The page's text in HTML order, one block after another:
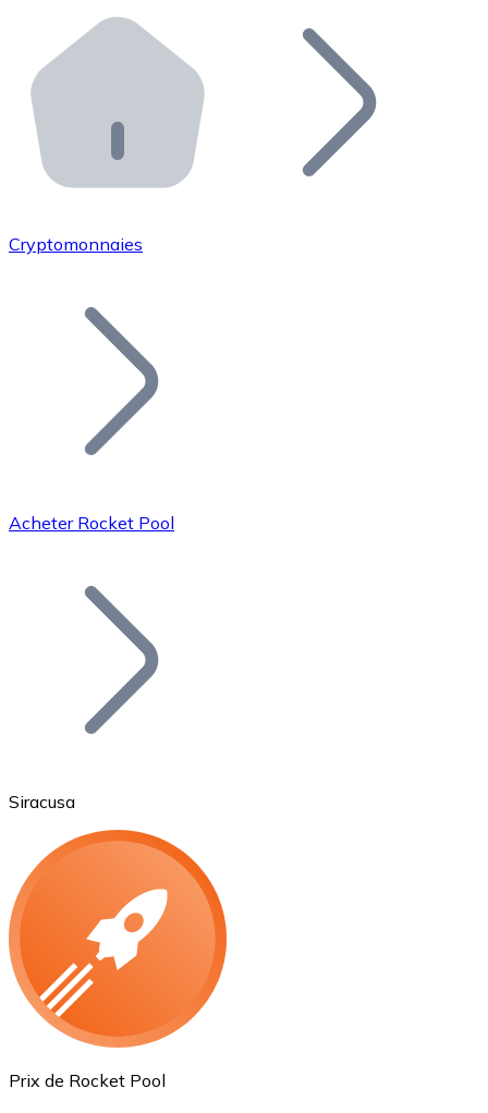
Distributeurs automatiques Bitnovo
Intégrez un ATM Bitnovo dans votre entreprise et
API Bitnovo
Intégrez notre API dans votre écosystème.
Rejoignez notre réseau de distributeurs et
Ajoutez le token de votre projet à notre service
Bitcoin
Ethereum
Cryptomonnaies
Acheter Rocket Pool
Siracusa
Prix de Rocket Pool